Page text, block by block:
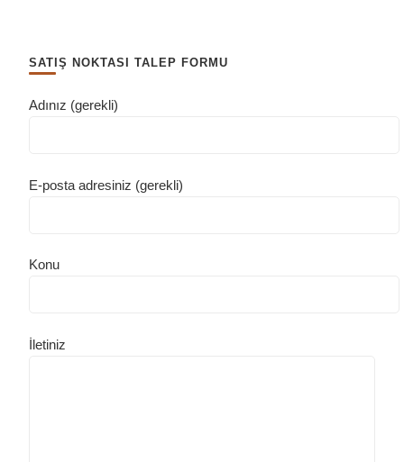
SATIŞ NOKTASI TALEP FORMU
Adınız (gerekli)
E-posta adresiniz (gerekli)
Konu
İletiniz